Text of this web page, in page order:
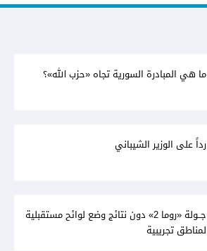
ما هي المبادرة السورية تجاه «حزب الله»؟
رداً على الوزير الشيباني
جــولة «روما 2» دون نتائج وضع لوائح مستقبلية
لمناطق تجريبية